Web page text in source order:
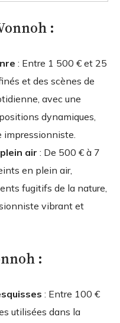
:
: Entre 1 500 € et 25
et des scènes de
avec une
dynamiques,
impressionniste.
air : De 500 € à 7
en plein air,
fugitifs de la nature,
vibrant et
:
: Entre 100 €
utilisées dans la